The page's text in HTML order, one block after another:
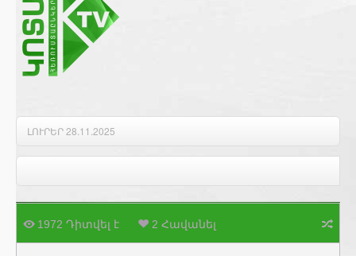
Բարի լույս 28.11.2025
1972 Դիտվել է 2 Հավանել